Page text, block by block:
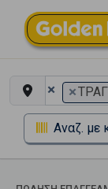
× ×
Αναζ. με